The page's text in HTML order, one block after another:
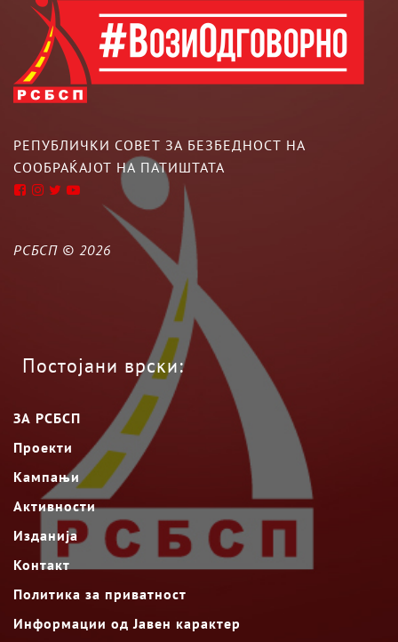
РЕПУБЛИЧКИ СОВЕТ ЗА БЕЗБЕДНОСТ НА
СООБРАЌАЈОТ НА ПАТИШТАТА
РСБСП © 2026
Постојани врски:
ЗА РСБСП
Проекти
Кампањи
Активности
Изданија
Контакт
Политика за приватност
Информации од Јавен карактер